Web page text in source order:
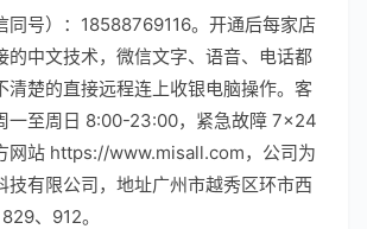
同号）：18588769116。开通后每家店
的中文技术，微信文字、语音、电话都
清楚的直接远程连上收银电脑操作。客
一至周日 8:00-23:00，紧急故障 7×24
网站 https://www.misall.com，公司为
技有限公司，地址广州市越秀区环市西
、912。